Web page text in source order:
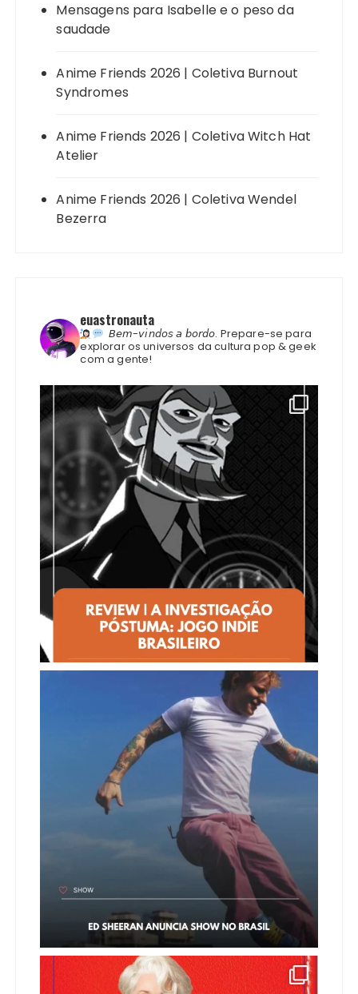
Mensagens para Isabelle e o peso da
saudade
Anime Friends 2026 | Coletiva Burnout
Syndromes
Anime Friends 2026 | Coletiva Witch Hat
Atelier
Anime Friends 2026 | Coletiva Wendel
Bezerra
euastronauta
𝘉𝘦𝘮-𝘷𝘪𝘯𝘥𝘰𝘴 𝘢 𝘣𝘰𝘳𝘥𝘰. Prepare-se para
explorar os universos da cultura pop & geek
com a gente!